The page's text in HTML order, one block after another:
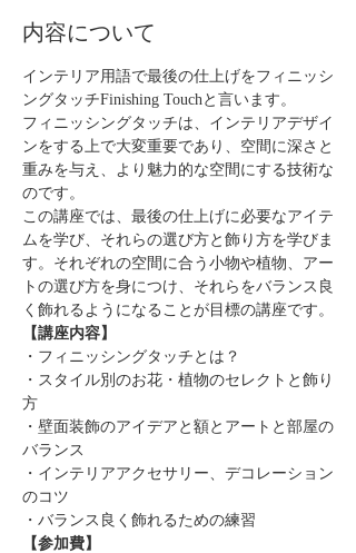
内容について
インテリア用語で最後の仕上げをフィニッシ
ングタッチFinishing Touchと言います。
フィニッシングタッチは、インテリアデザイ
ンをする上で大変重要であり、空間に深さと
重みを与え、より魅力的な空間にする技術な
のです。
この講座では、最後の仕上げに必要なアイテ
ムを学び、それらの選び方と飾り方を学びま
す。それぞれの空間に合う小物や植物、アー
トの選び方を身につけ、それらをバランス良
く飾れるようになることが目標の講座です。
【講座内容】
・フィニッシングタッチとは？
・スタイル別のお花・植物のセレクトと飾り
方
・壁面装飾のアイデアと額とアートと部屋の
バランス
・インテリアアクセサリー、デコレーション
のコツ
・バランス良く飾れるための練習
【参加費】